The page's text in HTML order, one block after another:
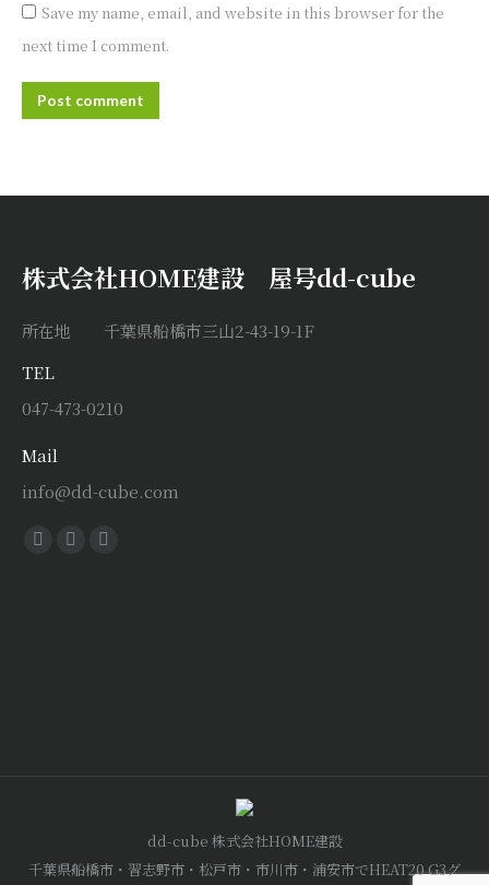
Save my name, email, and website in this browser for the
next time I comment.
Post comment
株式会社HOME建設 屋号dd-cube
所在地 千葉県船橋市三山2-43-19-1F
TEL
047-473-0210
Mail
info@dd-cube.com
Find us on:
Facebook
X
Instagram
dd-cube 株式会社HOME建設
千葉県船橋市・習志野市・松戸市・市川市・浦安市でHEAT20 G3グ